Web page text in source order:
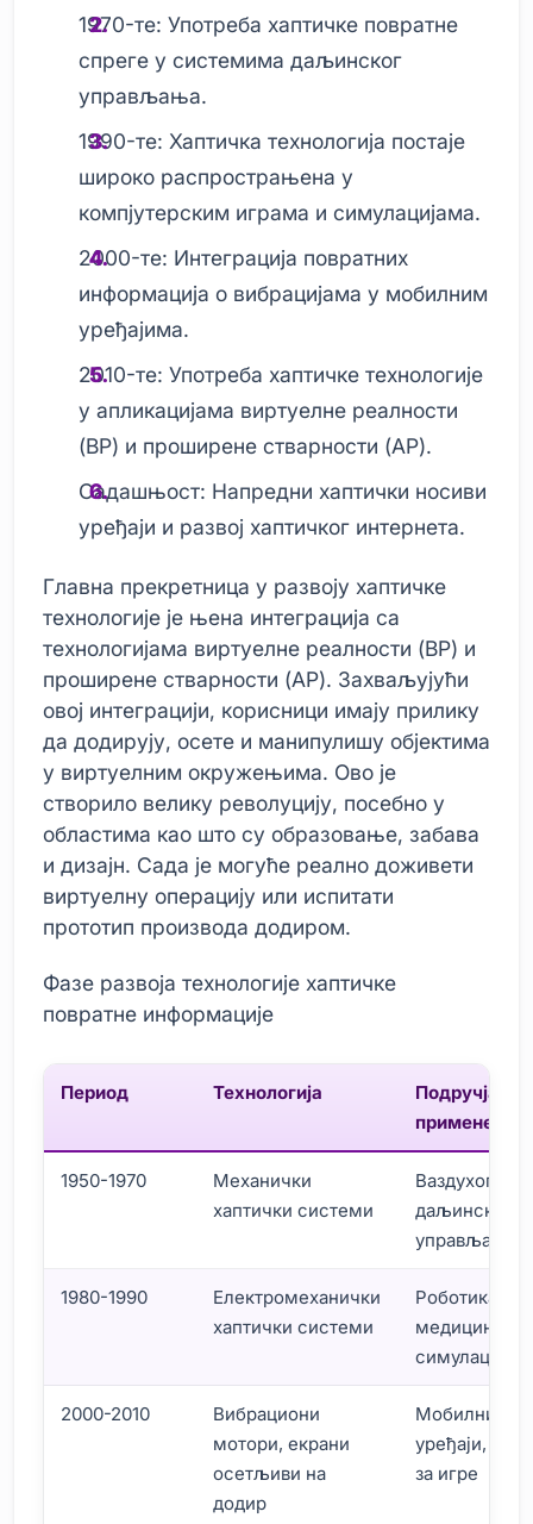
1970-те: Употреба хаптичке повратне
спреге у системима даљинског
управљања.
1990-те: Хаптичка технологија постаје
широко распрострањена у
компјутерским играма и симулацијама.
2000-те: Интеграција повратних
информација о вибрацијама у мобилним
уређајима.
2010-те: Употреба хаптичке технологије
у апликацијама виртуелне реалности
(ВР) и проширене стварности (АР).
Садашњост: Напредни хаптички носиви
уређаји и развој хаптичког интернета.
Главна прекретница у развоју хаптичке
технологије је њена интеграција са
технологијама виртуелне реалности (ВР) и
проширене стварности (АР). Захваљујући
овој интеграцији, корисници имају прилику
да додирују, осете и манипулишу објектима
у виртуелним окружењима. Ово је
створило велику револуцију, посебно у
областима као што су образовање, забава
и дизајн. Сада је могуће реално доживети
виртуелну операцију или испитати
прототип производа додиром.
Фазе развоја технологије хаптичке
повратне информације
Период Технологија
Подручја
примене
1950-1970
Механички
хаптички системи
даљинско
управљање
1980-1990
Електромеханички
хаптички системи
Роботика,
медицинске
симулације
2000-2010
Вибрациони
мотори, екрани
осетљиви на
додир
Мобилни
уређаји,
за игре